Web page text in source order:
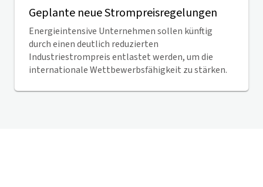
Geplante neue Strompreisregelungen
Energieintensive Unternehmen sollen künftig
durch einen deutlich reduzierten
Industriestrompreis entlastet werden, um die
internationale Wettbewerbsfähigkeit zu stärken.